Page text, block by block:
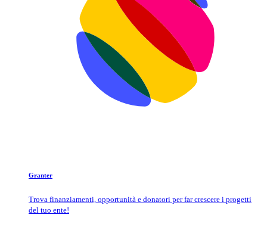
Granter
Trova finanziamenti, opportunità e donatori per far crescere i progetti
del tuo ente!